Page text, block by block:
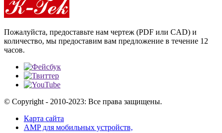
Пожалуйста, предоставьте нам чертеж (PDF или CAD) и
количество, мы предоставим вам предложение в течение 12
часов.
© Copyright - 2010-2023: Все права защищены.
Карта сайта
AMP для мобильных устройств,